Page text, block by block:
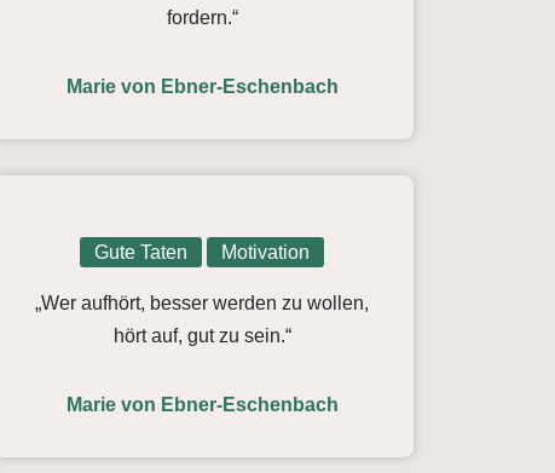
fordern.“
Marie von Ebner-Eschenbach
Gute Taten Motivation
„Wer aufhört, besser werden zu wollen,
hört auf, gut zu sein.“
Marie von Ebner-Eschenbach